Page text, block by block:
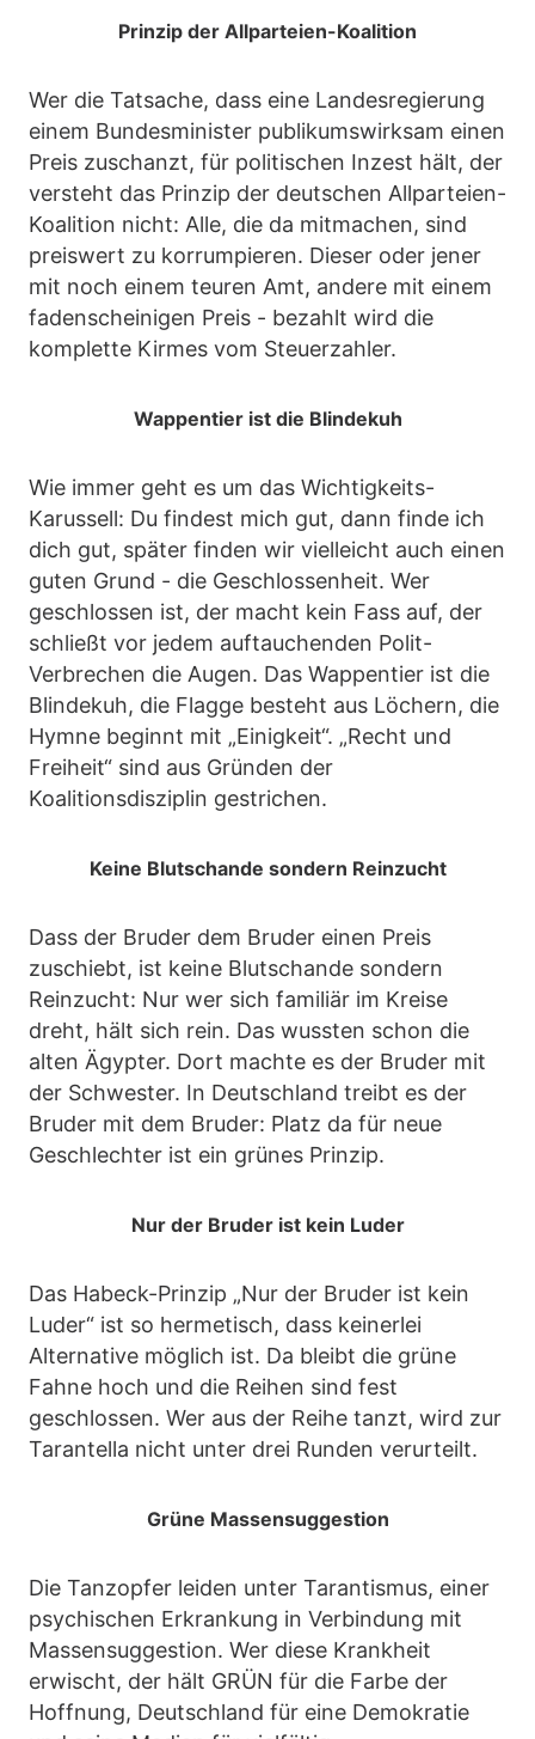
Prinzip der Allparteien-Koalition
Wer die Tatsache, dass eine Landesregierung
einem Bundesminister publikumswirksam einen
Preis zuschanzt, für politischen Inzest hält, der
versteht das Prinzip der deutschen Allparteien-
Koalition nicht: Alle, die da mitmachen, sind
preiswert zu korrumpieren. Dieser oder jener
mit noch einem teuren Amt, andere mit einem
fadenscheinigen Preis - bezahlt wird die
komplette Kirmes vom Steuerzahler.
Wappentier ist die Blindekuh
Wie immer geht es um das Wichtigkeits-
Karussell: Du findest mich gut, dann finde ich
dich gut, später finden wir vielleicht auch einen
guten Grund - die Geschlossenheit. Wer
geschlossen ist, der macht kein Fass auf, der
schließt vor jedem auftauchenden Polit-
Verbrechen die Augen. Das Wappentier ist die
Blindekuh, die Flagge besteht aus Löchern, die
Hymne beginnt mit „Einigkeit“. „Recht und
Freiheit“ sind aus Gründen der
Koalitionsdisziplin gestrichen.
Keine Blutschande sondern Reinzucht
Dass der Bruder dem Bruder einen Preis
zuschiebt, ist keine Blutschande sondern
Reinzucht: Nur wer sich familiär im Kreise
dreht, hält sich rein. Das wussten schon die
alten Ägypter. Dort machte es der Bruder mit
der Schwester. In Deutschland treibt es der
Bruder mit dem Bruder: Platz da für neue
Geschlechter ist ein grünes Prinzip.
Nur der Bruder ist kein Luder
Das Habeck-Prinzip „Nur der Bruder ist kein
Luder“ ist so hermetisch, dass keinerlei
Alternative möglich ist. Da bleibt die grüne
Fahne hoch und die Reihen sind fest
geschlossen. Wer aus der Reihe tanzt, wird zur
Tarantella nicht unter drei Runden verurteilt.
Grüne Massensuggestion
Die Tanzopfer leiden unter Tarantismus, einer
psychischen Erkrankung in Verbindung mit
Massensuggestion. Wer diese Krankheit
erwischt, der hält GRÜN für die Farbe der
Hoffnung, Deutschland für eine Demokratie